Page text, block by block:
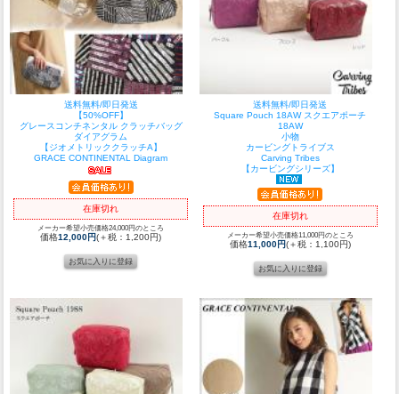
送料無料/即日発送
【50%OFF】
グレースコンチネンタル クラッチバッグ
ダイアグラム
【ジオメトリッククラッチA】
GRACE CONTINENTAL Diagram
在庫切れ
メーカー希望小売価格24,000円のところ
価格12,000円(＋税：1,200円)
送料無料/即日発送
Square Pouch 18AW スクエアポーチ
18AW
小物
カービングトライブス
Carving Tribes
【カービングシリーズ】
在庫切れ
メーカー希望小売価格11,000円のところ
価格11,000円(＋税：1,100円)